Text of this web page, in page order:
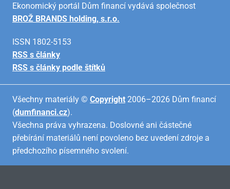
Ekonomický portál Dům financí vydává společnost
BROŽ BRANDS holding, s.r.o.
ISSN 1802-5153
RSS s články
RSS s články podle štítků
Všechny materiály © Copyright 2006–2026 Dům financí
(dumfinanci.cz).
Všechna práva vyhrazena. Doslovné ani částečné
přebírání materiálů není povoleno bez uvedení zdroje a
předchozího písemného svolení.